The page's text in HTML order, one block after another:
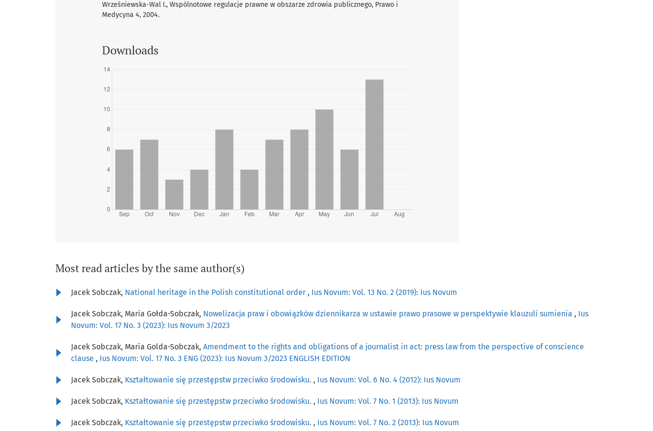
Wrześniewska-Wal I., Wspólnotowe regulacje prawne w obszarze zdrowia publicznego, Prawo i
Medycyna 4, 2004.
Downloads
Most read articles by the same author(s)
Jacek Sobczak, National heritage in the Polish constitutional order , Ius Novum: Vol. 13 No. 2 (2019): Ius Novum
Jacek Sobczak, Maria Gołda-Sobczak, Nowelizacja praw i obowiązków dziennikarza w ustawie prawo prasowe w perspektywie klauzuli sumienia , Ius
Novum: Vol. 17 No. 3 (2023): Ius Novum 3/2023
Jacek Sobczak, Maria Golda-Sobczak, Amendment to the rights and obligations of a journalist in act: press law from the perspective of conscience
clause , Ius Novum: Vol. 17 No. 3 ENG (2023): Ius Novum 3/2023 ENGLISH EDITION
Jacek Sobczak, Kształtowanie się przestępstw przeciwko środowisku. , Ius Novum: Vol. 6 No. 4 (2012): Ius Novum
Jacek Sobczak, Kształtowanie się przestępstw przeciwko środowisku. , Ius Novum: Vol. 7 No. 1 (2013): Ius Novum
Jacek Sobczak, Kształtowanie się przestępstw przeciwko środowisku. , Ius Novum: Vol. 7 No. 2 (2013): Ius Novum